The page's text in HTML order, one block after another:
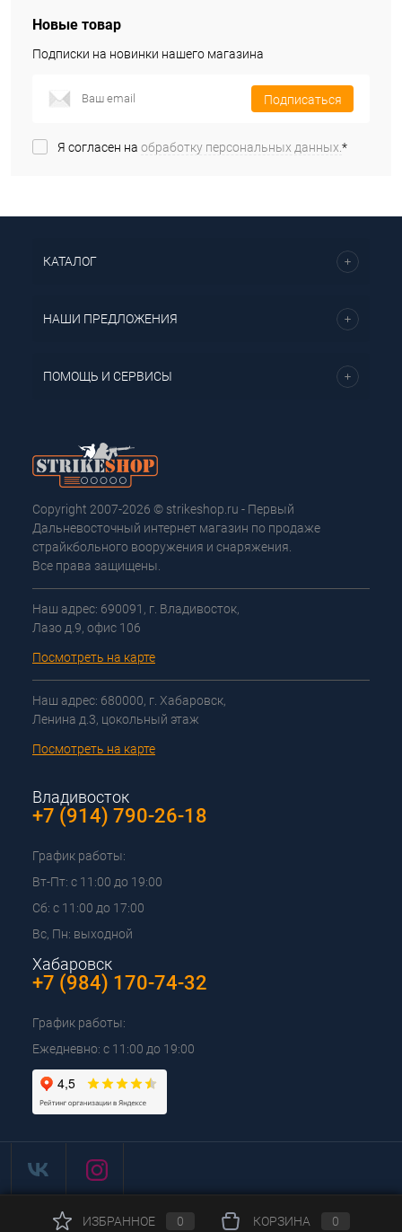
Новые товар
Подписки на новинки нашего магазина
Подписаться
Я согласен на обработку персональных данных.*
КАТАЛОГ
НАШИ ПРЕДЛОЖЕНИЯ
ПОМОЩЬ И СЕРВИСЫ
Copyright 2007-2026 © strikeshop.ru - Первый
Дальневосточный интернет магазин по продаже
страйкбольного вооружения и снаряжения.
Все права защищены.
Наш адрес: 690091, г. Владивосток,
Лазо д.9, офис 106
Посмотреть на карте
Наш адрес: 680000, г. Хабаровск,
Ленина д.3, цокольный этаж
Посмотреть на карте
Владивосток
+7 (914) 790-26-18
График работы:
Вт-Пт: с 11:00 до 19:00
Сб: с 11:00 до 17:00
Вс, Пн: выходной
Хабаровск
+7 (984) 170-74-32
График работы:
Ежедневно: с 11:00 до 19:00
ИЗБРАННОЕ 0 КОРЗИНА 0